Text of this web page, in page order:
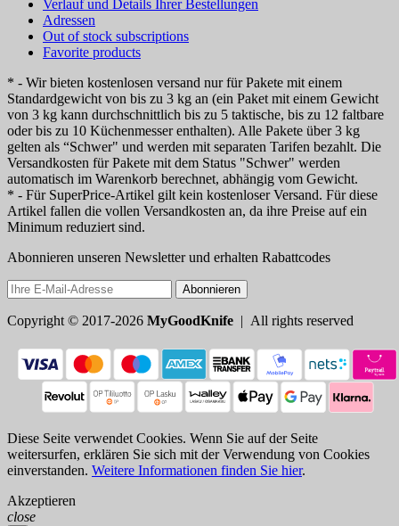
Verlauf und Details Ihrer Bestellungen
Adressen
Out of stock subscriptions
Favorite products
* - Wir bieten kostenlosen versand nur für Pakete mit einem
Standardgewicht von bis zu 3 kg an (ein Paket mit einem Gewicht
von 3 kg kann durchschnittlich bis zu 5 taktische, bis zu 12 faltbare
oder bis zu 10 Küchenmesser enthalten). Alle Pakete über 3 kg
gelten als “Schwer" und werden mit separaten Tarifen bezahlt. Die
Versandkosten für Pakete mit dem Status "Schwer" werden
automatisch im Warenkorb berechnet, abhängig vom Gewicht.
* - Für SuperPrice-Artikel gilt kein kostenloser Versand. Für diese
Artikel fallen die vollen Versandkosten an, da ihre Preise auf ein
Minimum reduziert sind.
Abonnieren unseren Newsletter und erhalten Rabattcodes
Abonnieren
Copyright © 2017-2026 MyGoodKnife | All rights reserved
Diese Seite verwendet Cookies. Wenn Sie auf der Seite
weitersurfen, erklären Sie sich mit der Verwendung von Cookies
einverstanden. Weitere Informationen finden Sie hier.
Akzeptieren
close